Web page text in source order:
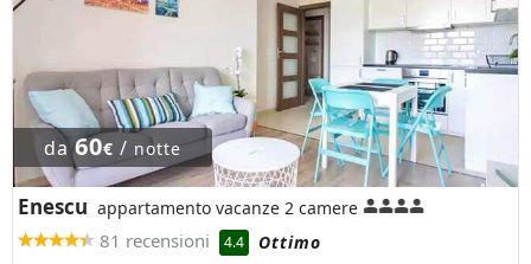
da60€ / notte
Enescu appartamento vacanze 2 camere
81 recensioni 4.4
Ottimo